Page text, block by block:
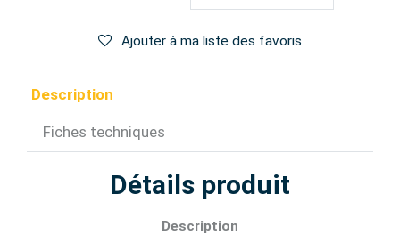
Ajouter à ma liste des favoris
Description
Fiches techniques
Détails produit
Description